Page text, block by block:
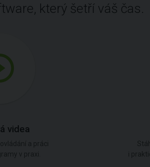
který šetří váš čas.
videa